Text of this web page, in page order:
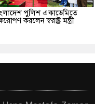
পুলিশ একাডেমিতে
করলেন স্বরাষ্ট্র মন্ত্রী